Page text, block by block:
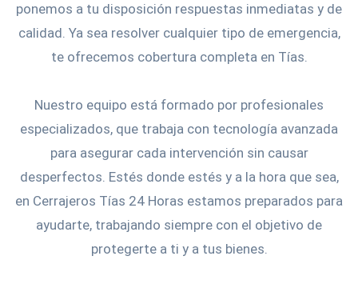
ponemos a tu disposición respuestas inmediatas y de
calidad. Ya sea resolver cualquier tipo de emergencia,
te ofrecemos cobertura completa en Tías.
Nuestro equipo está formado por profesionales
especializados, que trabaja con tecnología avanzada
para asegurar cada intervención sin causar
desperfectos. Estés donde estés y a la hora que sea,
en Cerrajeros Tías 24 Horas estamos preparados para
ayudarte, trabajando siempre con el objetivo de
protegerte a ti y a tus bienes.